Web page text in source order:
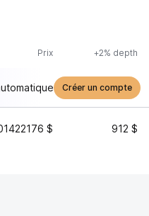
Prix +2% depth
Créer un compte
$ 912 $